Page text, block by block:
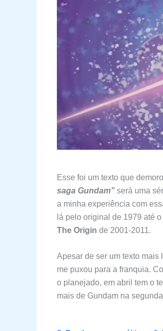
Esse foi um texto que
saga Gundam” será uma
a minha experiência com
lá pelo original de 1979 até o
The Origin de 2001-2011.
Apesar de ser um texto mais
me puxou para a franquia.
o planejado, em abril tem o
mais de Gundam na